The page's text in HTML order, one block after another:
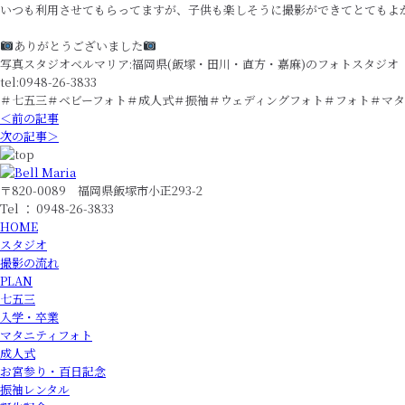
いつも利用させてもらってますが、子供も楽しそうに撮影ができてとてもよ
ありがとうございました
写真スタジオベルマリア:福岡県(飯塚・田川・直方・嘉麻)のフォトスタジオ
tel:0948-26-3833
＃七五三＃ベビーフォト＃成人式＃振袖＃ウェディングフォト＃フォト＃マ
＜前の記事
次の記事＞
〒820-0089 福岡県飯塚市小正293-2
Tel ： 0948-26-3833
HOME
スタジオ
撮影の流れ
PLAN
七五三
入学・卒業
マタニティフォト
成人式
お宮参り・百日記念
振袖レンタル